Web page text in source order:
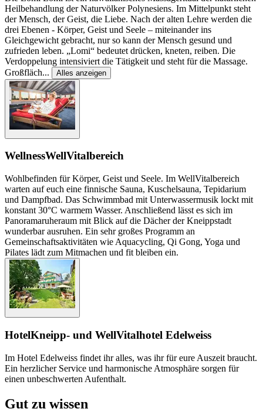
Heilbehandlung der Naturvölker Polynesiens. Im Mittelpunkt steht
der Mensch, der Geist, die Liebe. Nach der alten Lehre werden die
drei Ebenen - Körper, Geist und Seele – miteinander ins
Gleichgewicht gebracht, nur so kann der Mensch gesund und
zufrieden leben. „Lomi“ bedeutet drücken, kneten, reiben. Die
Verdoppelung intensiviert die Tätigkeit und steht für die Massage.
Großfläch... Alles anzeigen
WellnessWellVitalbereich
Wohlbefinden für Körper, Geist und Seele. Im WellVitalbereich
warten auf euch eine finnische Sauna, Kuschelsauna, Tepidarium
und Dampfbad. Das Schwimmbad mit Unterwassermusik lockt mit
konstant 30°C warmem Wasser. Anschließend lässt es sich im
Panoramaruheraum mit Blick auf die Dächer der Kneippstadt
wunderbar ausruhen. Ein sehr großes Programm an
Gemeinschaftsaktivitäten wie Aquacycling, Qi Gong, Yoga und
Pilates lädt zum Mitmachen und fit bleiben ein.
HotelKneipp- und WellVitalhotel Edelweiss
Im Hotel Edelweiss findet ihr alles, was ihr für eure Auszeit braucht.
Ein herzlicher Service und harmonische Atmosphäre sorgen für
einen unbeschwerten Aufenthalt.
Gut zu wissen